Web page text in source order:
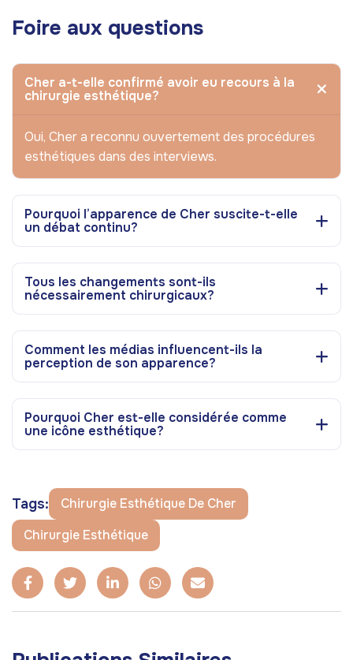
Foire aux questions
Cher a-t-elle confirmé avoir eu recours à la
chirurgie esthétique?
Oui, Cher a reconnu ouvertement des procédures
esthétiques dans des interviews.
Pourquoi l’apparence de Cher suscite-t-elle
un débat continu?
Tous les changements sont-ils
nécessairement chirurgicaux?
Comment les médias influencent-ils la
perception de son apparence?
Pourquoi Cher est-elle considérée comme
une icône esthétique?
Tags:
Chirurgie Esthétique De Cher
Chirurgie Esthétique